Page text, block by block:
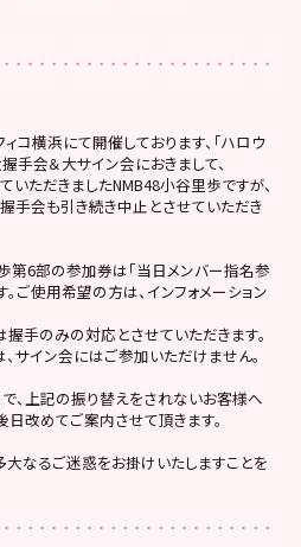
コ横浜にて開催しております、「ハロウ
手会＆大サイン会におきまして、
ただきましたNMB48小谷里歩ですが、
手会も引き続き中止とさせていただき
第6部の参加券は「当日メンバー指名参
ご使用希望の方は、インフォメーション
手のみの対応とさせていただきます。
サイン会にはご参加いただけません。
、上記の振り替えをされないお客様へ
改めてご案内させて頂きます。
なるご迷惑をお掛けいたしますことを